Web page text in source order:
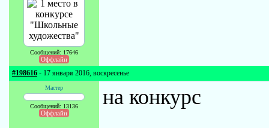
Сообщений: 17646
Оффлайн
#198616 - 17 января 2016, воскресенье
Мастер
Сообщений: 13136
Оффлайн
на конкурс